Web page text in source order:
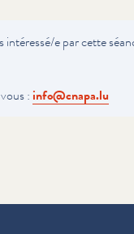
intéressé/​e par cette
: info@​cnapa.​lu